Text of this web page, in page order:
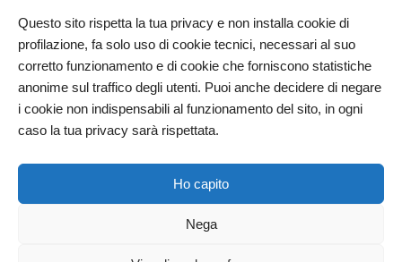
Questo sito rispetta la tua privacy e non installa cookie di
profilazione, fa solo uso di cookie tecnici, necessari al suo
corretto funzionamento e di cookie che forniscono statistiche
anonime sul traffico degli utenti. Puoi anche decidere di negare
i cookie non indispensabili al funzionamento del sito, in ogni
caso la tua privacy sarà rispettata.
Ho capito
Nega
Doppiaggi italioti, 2011-2025. Licenze CC-BY-NC Creative
Commons – Attribuzione – Non commerciale